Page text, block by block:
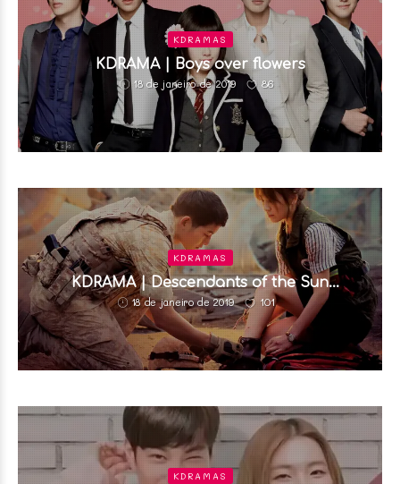
KDRAMAS
KDRAMA | Boys over flowers
18 de janeiro de 2019 86
KDRAMAS
KDRAMA | Descendants of the Sun
(Descendentes do Sol)
18 de janeiro de 2019 101
KDRAMAS